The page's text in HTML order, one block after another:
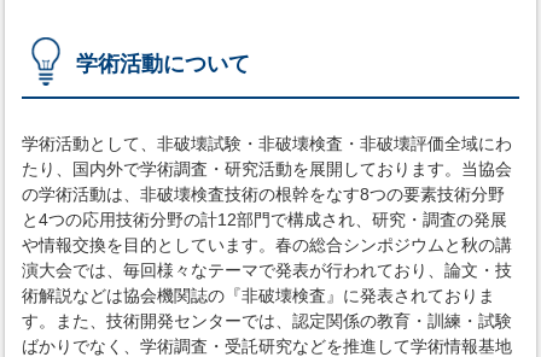
学術活動について
学術活動として、非破壊試験・非破壊検査・非破壊評価全域にわ
たり、国内外で学術調査・研究活動を展開しております。当協会
の学術活動は、非破壊検査技術の根幹をなす8つの要素技術分野
と4つの応用技術分野の計12部門で構成され、研究・調査の発展
や情報交換を目的としています。春の総合シンポジウムと秋の講
演大会では、毎回様々なテーマで発表が行われており、論文・技
術解説などは協会機関誌の『非破壊検査』に発表されておりま
す。また、技術開発センターでは、認定関係の教育・訓練・試験
ばかりでなく、学術調査・受託研究などを推進して学術情報基地